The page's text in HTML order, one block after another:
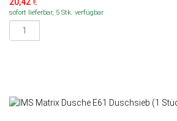
20,42€
sofort lieferbar, 5 Stk. verfügbar